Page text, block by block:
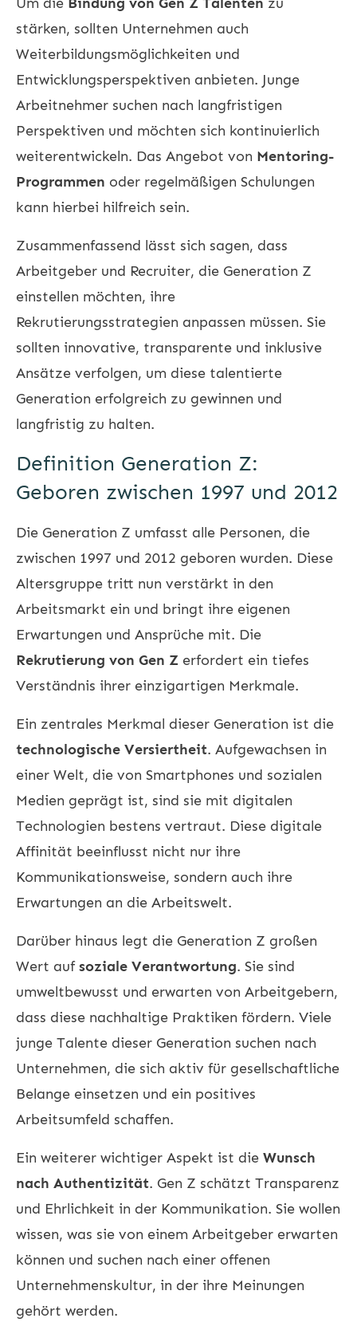
stärken, sollten Unternehmen auch
Weiterbildungsmöglichkeiten und
Entwicklungsperspektiven anbieten. Junge
Arbeitnehmer suchen nach langfristigen
Perspektiven und möchten sich kontinuierlich
weiterentwickeln. Das Angebot von Mentoring-
Programmen oder regelmäßigen Schulungen
kann hierbei hilfreich sein.
Zusammenfassend lässt sich sagen, dass
Arbeitgeber und Recruiter, die Generation Z
einstellen möchten, ihre
Rekrutierungsstrategien anpassen müssen. Sie
sollten innovative, transparente und inklusive
Ansätze verfolgen, um diese talentierte
Generation erfolgreich zu gewinnen und
langfristig zu halten.
Definition Generation Z:
Geboren zwischen 1997 und 2012
Die Generation Z umfasst alle Personen, die
zwischen 1997 und 2012 geboren wurden. Diese
Altersgruppe tritt nun verstärkt in den
Arbeitsmarkt ein und bringt ihre eigenen
Erwartungen und Ansprüche mit. Die
Rekrutierung von Gen Z erfordert ein tiefes
Verständnis ihrer einzigartigen Merkmale.
Ein zentrales Merkmal dieser Generation ist die
technologische Versiertheit. Aufgewachsen in
einer Welt, die von Smartphones und sozialen
Medien geprägt ist, sind sie mit digitalen
Technologien bestens vertraut. Diese digitale
Affinität beeinflusst nicht nur ihre
Kommunikationsweise, sondern auch ihre
Erwartungen an die Arbeitswelt.
Darüber hinaus legt die Generation Z großen
Wert aufsoziale Verantwortung. Sie sind
umweltbewusst und erwarten von Arbeitgebern,
dass diese nachhaltige Praktiken fördern. Viele
junge Talente dieser Generation suchen nach
Unternehmen, die sich aktiv für gesellschaftliche
Belange einsetzen und ein positives
Arbeitsumfeld schaffen.
Ein weiterer wichtiger Aspekt ist die Wunsch
nach Authentizität. Gen Z schätzt Transparenz
und Ehrlichkeit in der Kommunikation. Sie wollen
wissen, was sie von einem Arbeitgeber erwarten
können und suchen nach einer offenen
Unternehmenskultur, in der ihre Meinungen
gehört werden.